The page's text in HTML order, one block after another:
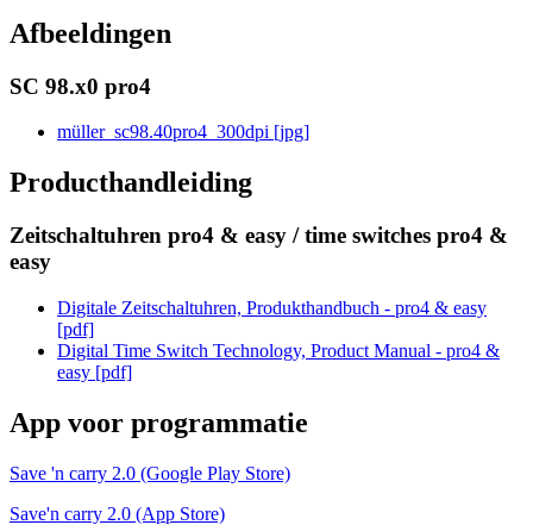
Afbeeldingen
SC 98.x0 pro4
müller_sc98.40pro4_300dpi [jpg]
Producthandleiding
Zeitschaltuhren pro4 & easy / time switches pro4 &
easy
Digitale Zeitschaltuhren, Produkthandbuch - pro4 & easy
[pdf]
Digital Time Switch Technology, Product Manual - pro4 &
easy [pdf]
App voor programmatie
Save 'n carry 2.0 (Google Play Store)
Save'n carry 2.0 (App Store)